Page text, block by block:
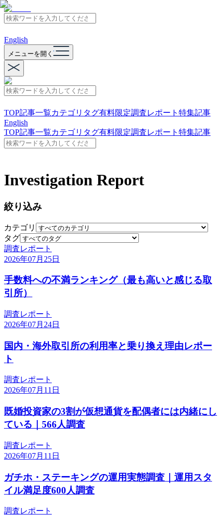
English
メニューを開く
TOP記事一覧カテゴリ タグ有料限定調査レポート 特集記事
English
TOP記事一覧カテゴリ タグ有料限定調査レポート 特集記事
Investigation Report
絞り込み
カテゴリ
タグ
調査レポート
2026年07月25日
手数料への不満ランキング（最も高いと感じる取
引所）
調査レポート
2026年07月24日
国内・海外取引所の利用率と乗り換え理由レポー
ト
調査レポート
2026年07月11日
既婚投資家の3割が仮想通貨を配偶者には内緒にし
ている｜566人調査
調査レポート
2026年07月11日
ガチホ・ステーキングの運用実態調査｜運用スタ
イル満足度600人調査
調査レポート